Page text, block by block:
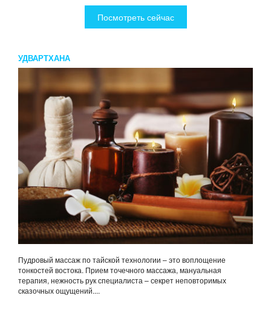
Посмотреть сейчас
УДВАРТХАНА
Пудровый массаж по тайской технологии – это воплощение
тонкостей востока. Прием точечного массажа, мануальная
терапия, нежность рук специалиста – секрет неповторимых
сказочных ощущений....